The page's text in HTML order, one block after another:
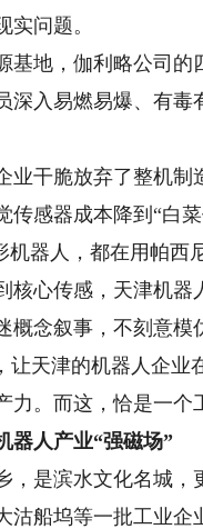
问题。
地，伽利略公司的
深入易燃易爆、有
干脆放弃了整机制
感器成本降到“白
器人，都在用帕西
心传感，天津机器
念叙事，不刻意模
天津的机器人企业
。而这，恰是一个
器人产业“强磁场”
是滨水文化名城，
船坞等一批工业企